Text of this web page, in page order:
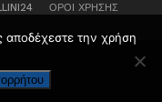
ΌΡΟΙ ΧΡΉΣΗΣ
αποδέχεστε την χρήση